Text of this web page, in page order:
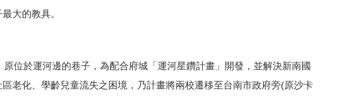
大的教具。
位於運河邊的巷子，為配合府城「運河星鑽計畫」開發，並解決新南國
老化、學齡兒童流失之困境，乃計畫將兩校遷移至台南市政府旁(原沙卡